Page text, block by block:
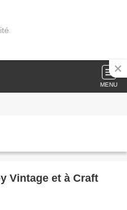
MENU
et à Craft